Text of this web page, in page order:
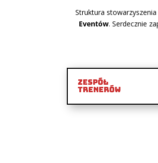
Struktura stowarzyszenia
Eventów. Serdecznie
Zespół
Trenerów